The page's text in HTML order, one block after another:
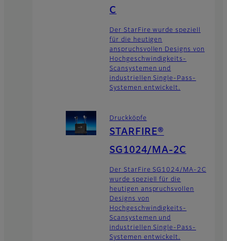
C
Der StarFire wurde speziell
für die heutigen
anspruchsvollen Designs von
Hochgeschwindigkeits-
Scansystemen und
industriellen Single-Pass-
Systemen entwickelt.
Druckköpfe
STARFIRE®
SG1024/MA-2C
Der StarFire SG1024/MA-2C
wurde speziell für die
heutigen anspruchsvollen
Designs von
Hochgeschwindigkeits-
Scansystemen und
industriellen Single-Pass-
Systemen entwickelt.